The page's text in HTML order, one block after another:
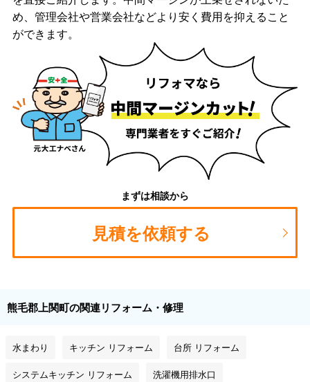
め、管理会社や営業会社などより安く費用を抑えること
ができます。
まずは相談から
見積を依頼する
熊毛郡上関町の関連リフォーム・修理
水まわり キッチン リフォーム 台所 リフォーム
システムキッチン リフォーム 洗濯機用排水口